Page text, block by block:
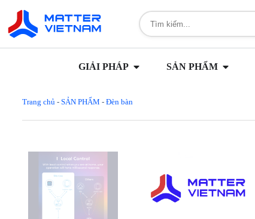
GIẢI PHÁP SẢN PHẨM
Trang chủ - SẢN PHẨM - Đèn bàn